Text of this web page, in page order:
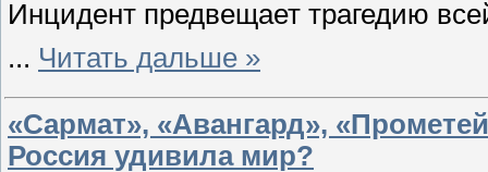
Инцидент предвещает трагедию
... Читать дальше »
«Сармат», «Авангард»,
Россия удивила мир?